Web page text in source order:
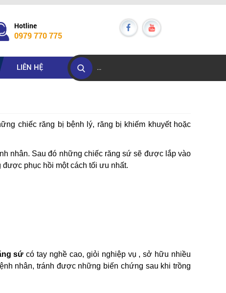
Hotline
0979 770 775
LIÊN HỆ
chiếc răng bị bệnh lý, răng bị khiếm khuyết hoặc
nhân. Sau đó những chiếc răng sứ sẽ được lắp vào
phục hồi một cách tối ưu nhất.
sứ có tay nghề cao, giỏi nghiệp vụ , sở hữu nhiều
nhân, tránh được những biến chứng sau khi trồng